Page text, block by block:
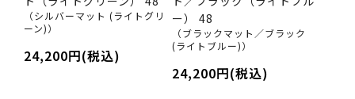
（シルバーマット (ライトグリ
ーン)）
24,200円(税込)
ー） 48
（ブラックマット／ブラック
(ライトブルー)）
24,200円(税込)